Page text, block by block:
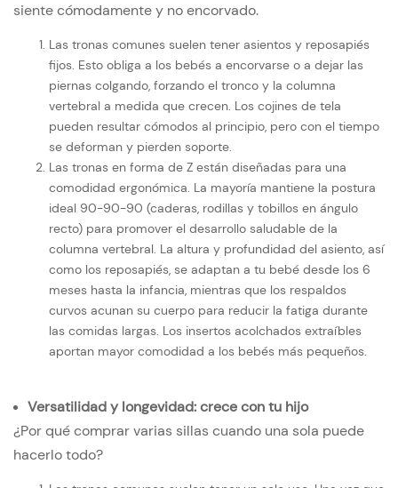
siente cómodamente y no encorvado.
Las tronas comunes suelen tener asientos y reposapiés
fijos. Esto obliga a los bebés a encorvarse o a dejar las
piernas colgando, forzando el tronco y la columna
vertebral a medida que crecen. Los cojines de tela
pueden resultar cómodos al principio, pero con el tiempo
se deforman y pierden soporte.
Las tronas en forma de Z están diseñadas para una
comodidad ergonómica. La mayoría mantiene la postura
ideal 90-90-90 (caderas, rodillas y tobillos en ángulo
recto) para promover el desarrollo saludable de la
columna vertebral. La altura y profundidad del asiento, así
como los reposapiés, se adaptan a tu bebé desde los 6
meses hasta la infancia, mientras que los respaldos
curvos acunan su cuerpo para reducir la fatiga durante
las comidas largas. Los insertos acolchados extraíbles
aportan mayor comodidad a los bebés más pequeños.
Versatilidad y longevidad: crece con tu hijo
¿Por qué comprar varias sillas cuando una sola puede
hacerlo todo?